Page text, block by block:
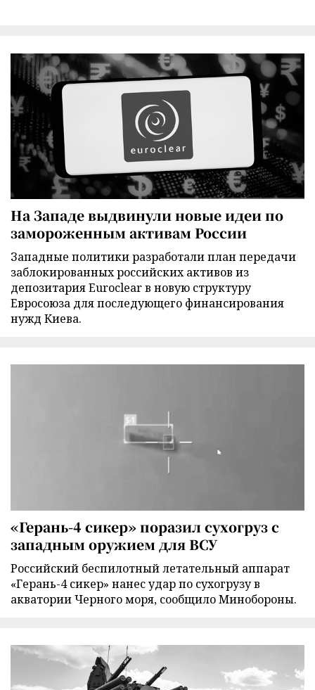
На Западе выдвинули новые идеи по
замороженным активам России
Западные политики разработали план передачи
заблокированных российских активов из
депозитария Euroclear в новую структуру
Евросоюза для последующего финансирования
нужд Киева.
«Герань-4 сикер» поразил сухогруз с
западным оружием для ВСУ
Российский беспилотный летательный аппарат
«Герань-4 сикер» нанес удар по сухогрузу в
акватории Черного моря, сообщило Минобороны.